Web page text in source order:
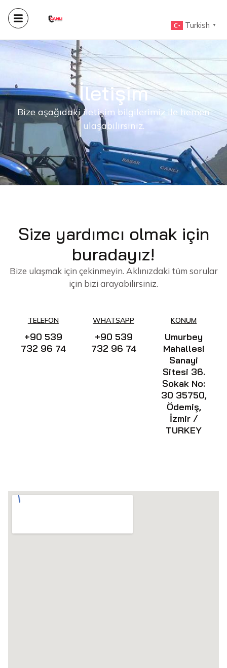
Turkish ▼
İletişim
Bize aşağıdaki iletişim bilgilerimiz ile hemen
ulaşabilirsiniz.
Size yardımcı olmak için
buradayız!
Bize ulaşmak için çekinmeyin. Aklınızdaki tüm sorular
için bizi arayabilirsiniz.
TELEFON
+90 539
732 96 74
WHATSAPP
+90 539
732 96 74
KONUM
Umurbey
Mahallesi
Sanayi
Sitesi 36.
Sokak No:
30 35750,
Ödemiş,
İzmir /
TURKEY